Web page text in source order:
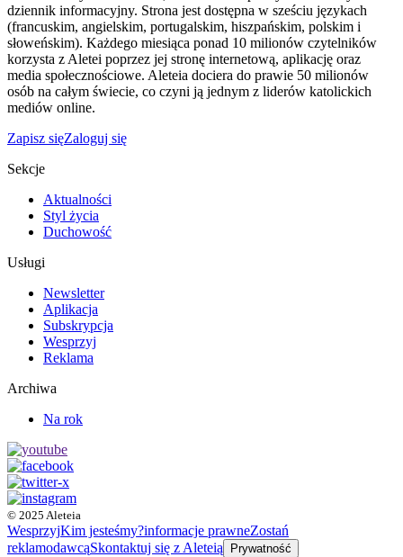
dziennik informacyjny. Strona jest dostępna w sześciu językach
(francuskim, angielskim, portugalskim, hiszpańskim, polskim i
słoweńskim). Każdego miesiąca ponad 10 milionów czytelników
korzysta z Aletei poprzez jej stronę internetową, aplikację oraz
media społecznościowe. Aleteia dociera do prawie 50 milionów
osób na całym świecie, co czyni ją jednym z liderów katolickich
mediów online.
Zapisz sięZaloguj się
Sekcje
Aktualności
Styl życia
Duchowość
Usługi
Newsletter
Aplikacja
Subskrypcja
Wesprzyj
Reklama
Archiwa
Na rok
© 2025 Aleteia
WesprzyjKim jesteśmy?informacje prawneZostań
reklamodawcąSkontaktuj się z Aleteią Prywatność